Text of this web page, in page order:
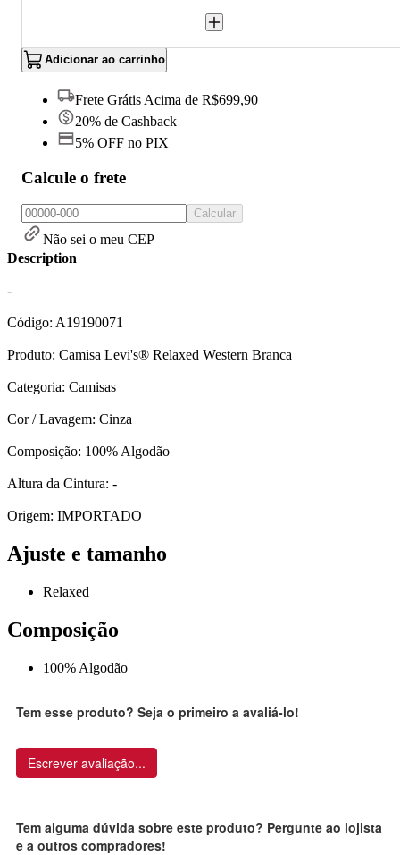
Adicionar ao carrinho
Frete Grátis Acima de R$699,90
20% de Cashback
5% OFF no PIX
Calcule o frete
Calcular
Não sei o meu CEP
Description
-
Código: A19190071
Produto: Camisa Levi's® Relaxed Western Branca
Categoria: Camisas
Cor / Lavagem: Cinza
Composição: 100% Algodão
Altura da Cintura: -
Origem: IMPORTADO
Ajuste e tamanho
Relaxed
Composição
100% Algodão
Tem esse produto? Seja o primeiro a avaliá-lo!
Escrever avaliação...
Tem alguma dúvida sobre este produto? Pergunte ao lojista
e a outros compradores!